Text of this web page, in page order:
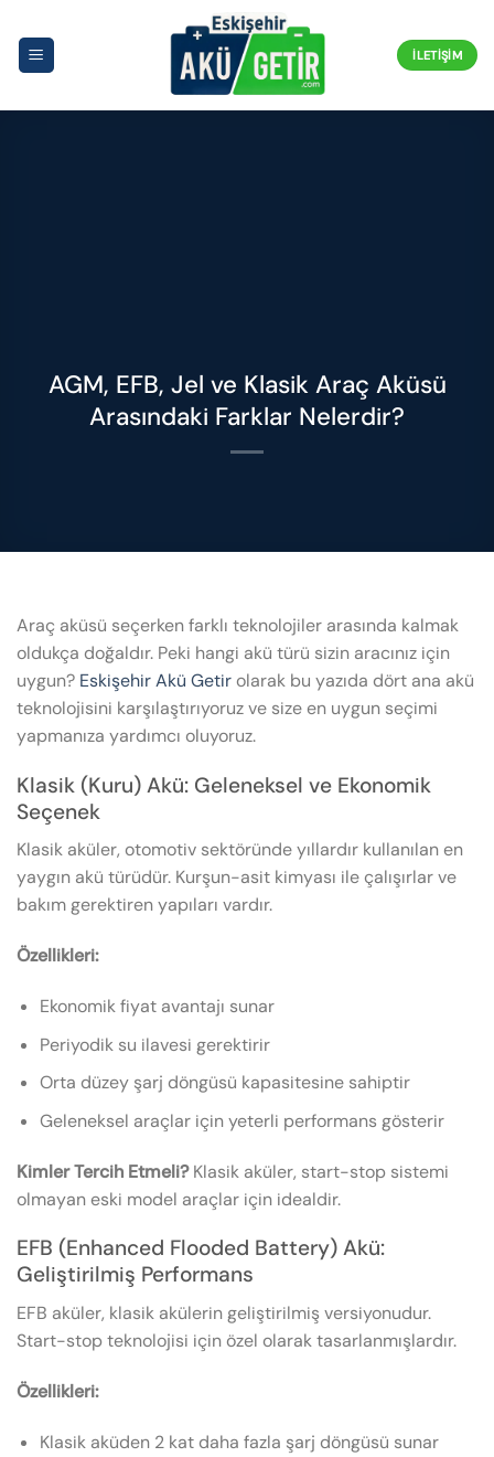
atla
İLETIŞIM
AGM, EFB, Jel ve Klasik Araç Aküsü
Arasındaki Farklar Nelerdir?
Araç aküsü seçerken farklı teknolojiler arasında kalmak
oldukça doğaldır. Peki hangi akü türü sizin aracınız için
uygun? Eskişehir Akü Getir olarak bu yazıda dört ana akü
teknolojisini karşılaştırıyoruz ve size en uygun seçimi
yapmanıza yardımcı oluyoruz.
Klasik (Kuru) Akü: Geleneksel ve Ekonomik
Seçenek
Klasik aküler, otomotiv sektöründe yıllardır kullanılan en
yaygın akü türüdür. Kurşun-asit kimyası ile çalışırlar ve
bakım gerektiren yapıları vardır.
Özellikleri:
Ekonomik fiyat avantajı sunar
Periyodik su ilavesi gerektirir
Orta düzey şarj döngüsü kapasitesine sahiptir
Geleneksel araçlar için yeterli performans gösterir
Kimler Tercih Etmeli?Klasik aküler, start-stop sistemi
olmayan eski model araçlar için idealdir.
EFB (Enhanced Flooded Battery) Akü:
Geliştirilmiş Performans
EFB aküler, klasik akülerin geliştirilmiş versiyonudur.
Start-stop teknolojisi için özel olarak tasarlanmışlardır.
Özellikleri:
Klasik aküden 2 kat daha fazla şarj döngüsü sunar